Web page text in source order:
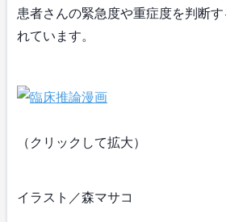
患者さんの緊急度や重症度を判断
れています。
（クリックして拡大）
イラスト／森マサコ